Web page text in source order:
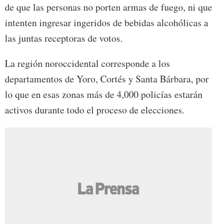
de que las personas no porten armas de fuego, ni que
intenten ingresar ingeridos de bebidas alcohólicas a
las juntas receptoras de votos.
La región noroccidental corresponde a los
departamentos de Yoro, Cortés y Santa Bárbara, por
lo que en esas zonas más de 4,000 policías estarán
activos durante todo el proceso de elecciones.